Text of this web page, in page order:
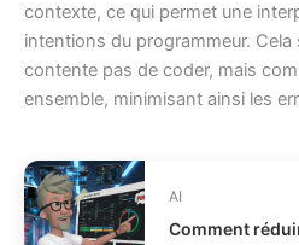
contexte, ce qui permet une
intentions du programmeur. Cela
contente pas de coder, mais
ensemble, minimisant ainsi les
AI